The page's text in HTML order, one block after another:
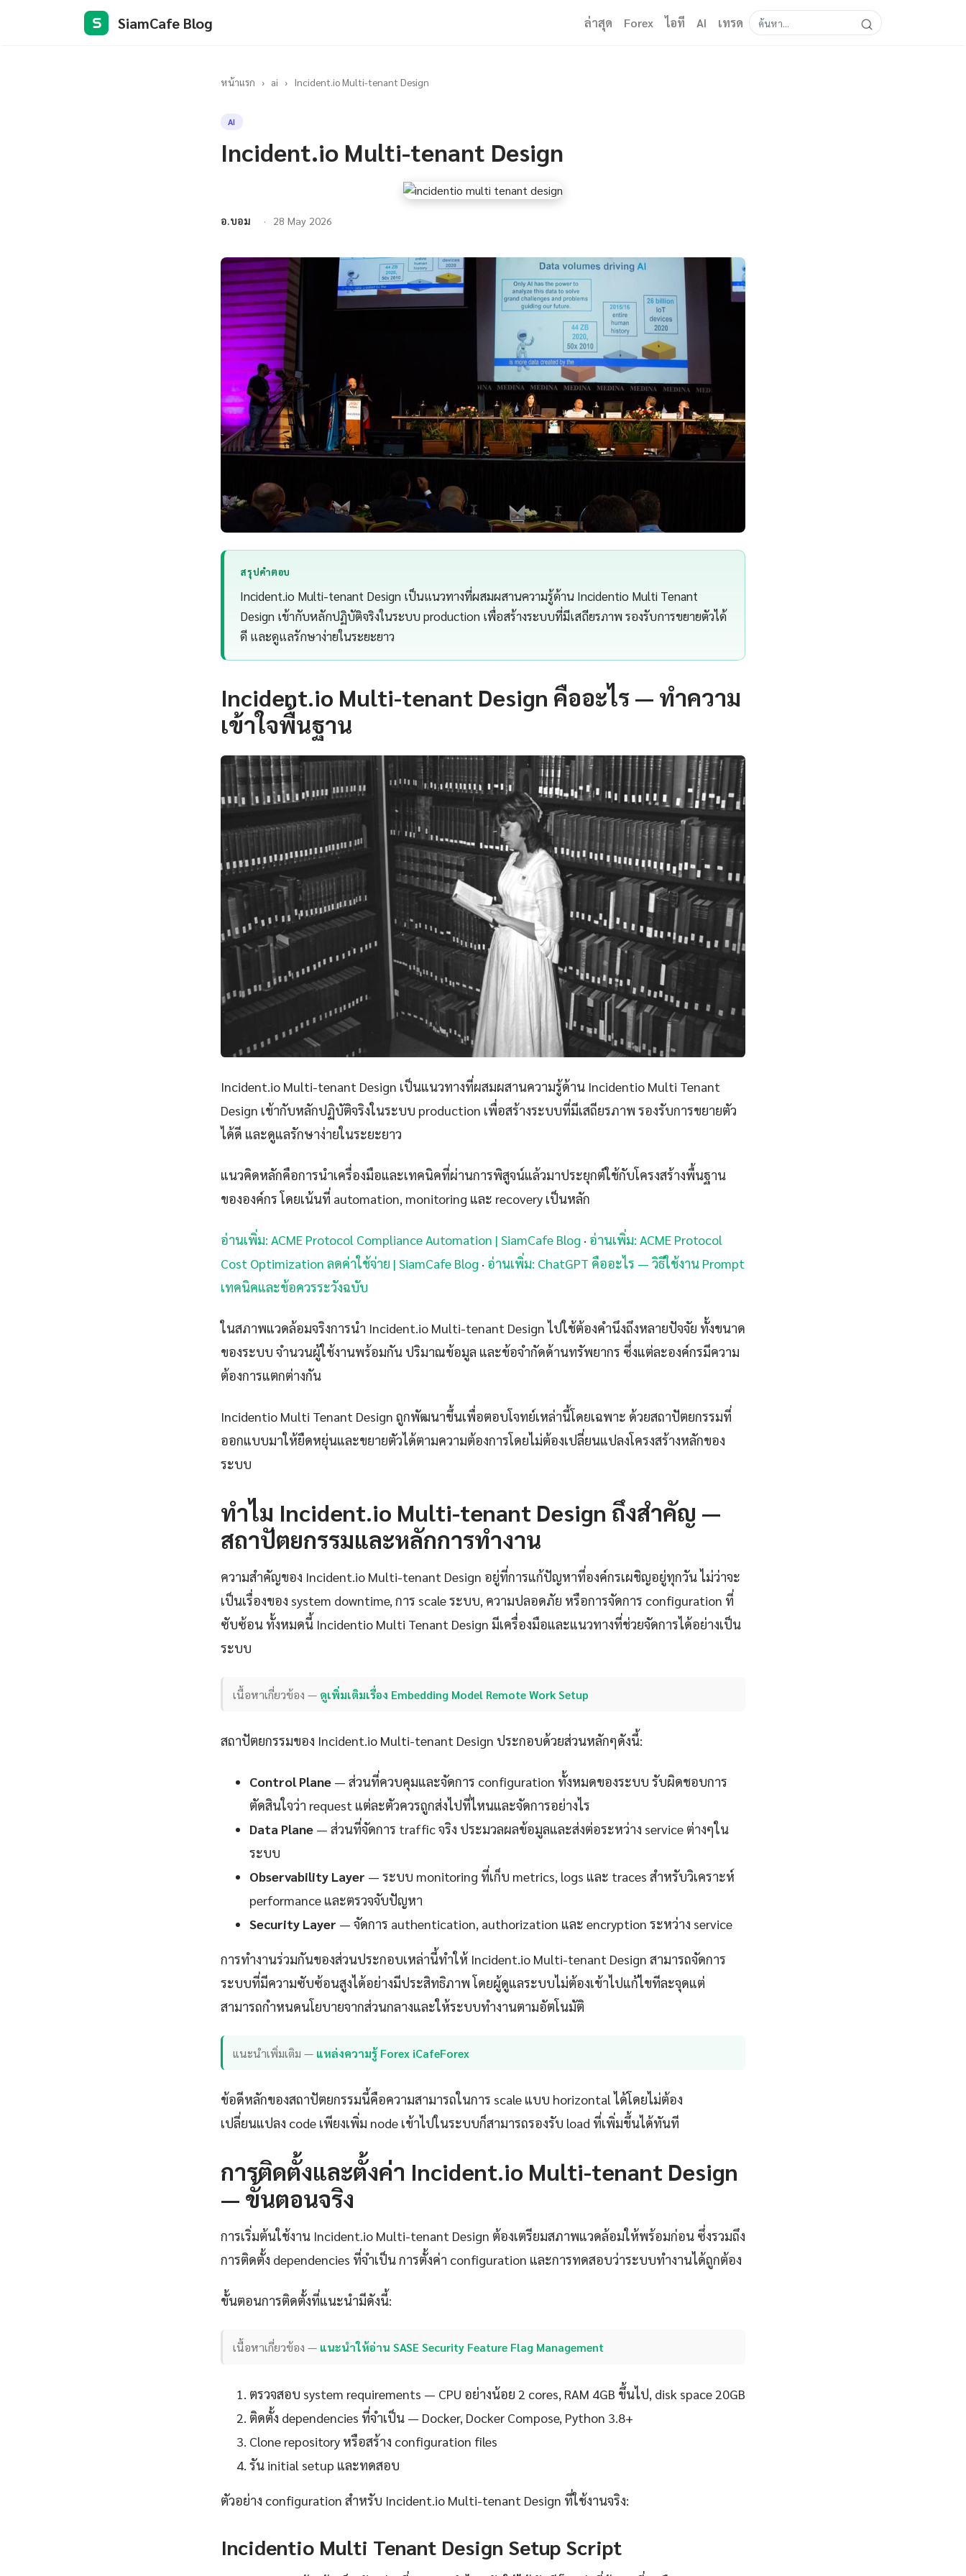
S SiamCafe Blog ล่าสุด Forex ไอที AI เทรด
หน้าแรก › ai › Incident.io Multi-tenant Design
AI
Incident.io Multi-tenant Design
อ.บอม 28 May 2026
สรุปคำตอบ
Incident.io Multi-tenant Design เป็นแนวทางที่ผสมผสานความรู้ด้าน Incidentio Multi Tenant
Design เข้ากับหลักปฏิบัติจริงในระบบ production เพื่อสร้างระบบที่มีเสถียรภาพ รองรับการขยายตัวได้
ดี และดูแลรักษาง่ายในระยะยาว
Incident.io Multi-tenant Design คืออะไร — ทำความ
เข้าใจพื้นฐาน
Incident.io Multi-tenant Design เป็นแนวทางที่ผสมผสานความรู้ด้าน Incidentio Multi Tenant
Design เข้ากับหลักปฏิบัติจริงในระบบ production เพื่อสร้างระบบที่มีเสถียรภาพ รองรับการขยายตัว
ได้ดี และดูแลรักษาง่ายในระยะยาว
แนวคิดหลักคือการนำเครื่องมือและเทคนิคที่ผ่านการพิสูจน์แล้วมาประยุกต์ใช้กับโครงสร้างพื้นฐาน
ขององค์กร โดยเน้นที่ automation, monitoring และ recovery เป็นหลัก
อ่านเพิ่ม: ACME Protocol Compliance Automation | SiamCafe Blog · อ่านเพิ่ม: ACME Protocol
Cost Optimization ลดค่าใช้จ่าย | SiamCafe Blog · อ่านเพิ่ม: ChatGPT คืออะไร — วิธีใช้งาน Prompt
เทคนิคและข้อควรระวังฉบับ
ในสภาพแวดล้อมจริงการนำ Incident.io Multi-tenant Design ไปใช้ต้องคำนึงถึงหลายปัจจัย ทั้งขนาด
ของระบบ จำนวนผู้ใช้งานพร้อมกัน ปริมาณข้อมูล และข้อจำกัดด้านทรัพยากร ซึ่งแต่ละองค์กรมีความ
ต้องการแตกต่างกัน
Incidentio Multi Tenant Design ถูกพัฒนาขึ้นเพื่อตอบโจทย์เหล่านี้โดยเฉพาะ ด้วยสถาปัตยกรรมที่
ออกแบบมาให้ยืดหยุ่นและขยายตัวได้ตามความต้องการโดยไม่ต้องเปลี่ยนแปลงโครงสร้างหลักของ
ระบบ
ทำไม Incident.io Multi-tenant Design ถึงสำคัญ —
สถาปัตยกรรมและหลักการทำงาน
ความสำคัญของ Incident.io Multi-tenant Design อยู่ที่การแก้ปัญหาที่องค์กรเผชิญอยู่ทุกวัน ไม่ว่าจะ
เป็นเรื่องของ system downtime, การ scale ระบบ, ความปลอดภัย หรือการจัดการ configuration ที่
ซับซ้อน ทั้งหมดนี้ Incidentio Multi Tenant Design มีเครื่องมือและแนวทางที่ช่วยจัดการได้อย่างเป็น
ระบบ
เนื้อหาเกี่ยวข้อง — ดูเพิ่มเติมเรื่อง Embedding Model Remote Work Setup
สถาปัตยกรรมของ Incident.io Multi-tenant Design ประกอบด้วยส่วนหลักๆดังนี้:
Control Plane — ส่วนที่ควบคุมและจัดการ configuration ทั้งหมดของระบบ รับผิดชอบการ
ตัดสินใจว่า request แต่ละตัวควรถูกส่งไปที่ไหนและจัดการอย่างไร
Data Plane — ส่วนที่จัดการ traffic จริง ประมวลผลข้อมูลและส่งต่อระหว่าง service ต่างๆใน
ระบบ
Observability Layer — ระบบ monitoring ที่เก็บ metrics, logs และ traces สำหรับวิเคราะห์
performance และตรวจจับปัญหา
Security Layer — จัดการ authentication, authorization และ encryption ระหว่าง service
การทำงานร่วมกันของส่วนประกอบเหล่านี้ทำให้ Incident.io Multi-tenant Design สามารถจัดการ
ระบบที่มีความซับซ้อนสูงได้อย่างมีประสิทธิภาพ โดยผู้ดูแลระบบไม่ต้องเข้าไปแก้ไขทีละจุดแต่
สามารถกำหนดนโยบายจากส่วนกลางและให้ระบบทำงานตามอัตโนมัติ
แนะนำเพิ่มเติม — แหล่งความรู้ Forex iCafeForex
ข้อดีหลักของสถาปัตยกรรมนี้คือความสามารถในการ scale แบบ horizontal ได้โดยไม่ต้อง
เปลี่ยนแปลง code เพียงเพิ่ม node เข้าไปในระบบก็สามารถรองรับ load ที่เพิ่มขึ้นได้ทันที
การติดตั้งและตั้งค่า Incident.io Multi-tenant Design
— ขั้นตอนจริง
การเริ่มต้นใช้งาน Incident.io Multi-tenant Design ต้องเตรียมสภาพแวดล้อมให้พร้อมก่อน ซึ่งรวมถึง
การติดตั้ง dependencies ที่จำเป็น การตั้งค่า configuration และการทดสอบว่าระบบทำงานได้ถูกต้อง
ขั้นตอนการติดตั้งที่แนะนำมีดังนี้:
เนื้อหาเกี่ยวข้อง — แนะนำให้อ่าน SASE Security Feature Flag Management
ตรวจสอบ system requirements — CPU อย่างน้อย 2 cores, RAM 4GB ขึ้นไป, disk space 20GB
ติดตั้ง dependencies ที่จำเป็น — Docker, Docker Compose, Python 3.8+
Clone repository หรือสร้าง configuration files
รัน initial setup และทดสอบ
ตัวอย่าง configuration สำหรับ Incident.io Multi-tenant Design ที่ใช้งานจริง:
Incidentio Multi Tenant Design Setup Script